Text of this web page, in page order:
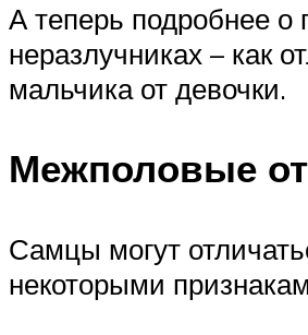
А теперь подробнее о
неразлучниках – как
мальчика от девочки.
Межполовые
Самцы могут
некоторыми